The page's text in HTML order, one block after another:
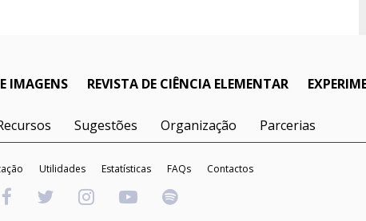
IMAGENS REVISTA DE CIÊNCIA ELEMENTAR
Sugestões Organização Parcerias
Utilidades Estatísticas FAQs Contactos